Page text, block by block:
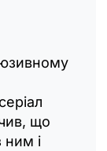
що
ним і